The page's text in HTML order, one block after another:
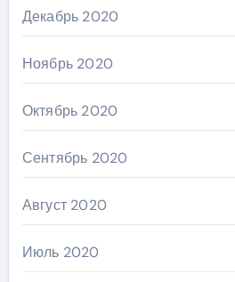
Декабрь 2020
Ноябрь 2020
Октябрь 2020
Сентябрь 2020
Август 2020
Июль 2020